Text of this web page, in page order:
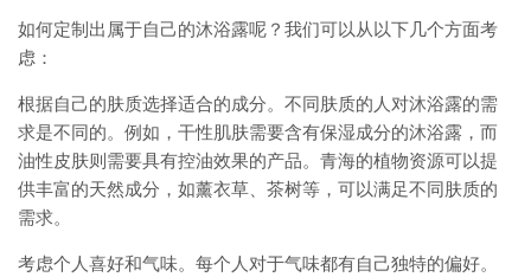
如何定制出属于自己的沐浴露呢？我们可以从以下几个方面考
虑：
根据自己的肤质选择适合的成分。不同肤质的人对沐浴露的需
求是不同的。例如，干性肌肤需要含有保湿成分的沐浴露，而
油性皮肤则需要具有控油效果的产品。青海的植物资源可以提
供丰富的天然成分，如薰衣草、茶树等，可以满足不同肤质的
需求。
考虑个人喜好和气味。每个人对于气味都有自己独特的偏好。